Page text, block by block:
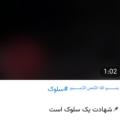
1:02
﷽#سلوک